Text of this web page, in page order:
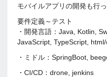
モバイルアプリの開発も行っ
要件定義～テスト
・開発言語：Java, Kotlin,
JavaScript, TypeScript,
・ミドル：SpringBoot,
・CI/CD：drone, jenkins